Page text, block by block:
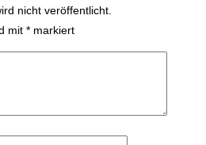
nicht veröffentlicht.
mit * markiert